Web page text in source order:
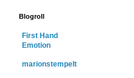
Blogroll
First Hand
Emotion
marionstempelt